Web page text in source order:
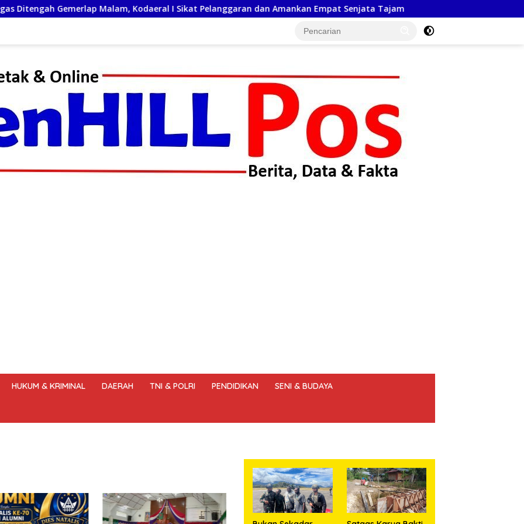
I Sikat Pelanggaran dan Amankan Empat Senjata Tajam Dies Natalis ke -70 BTB, Alumni 1989 Hasudungan
HUKUM & KRIMINAL DAERAH TNI & POLRI PENDIDIKAN SENI & BUDAYA